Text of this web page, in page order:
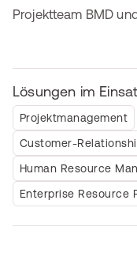
Projektteam BMD
Lösungen im
Projektmanagement
Customer-
Human Resource
Enterprise Resource